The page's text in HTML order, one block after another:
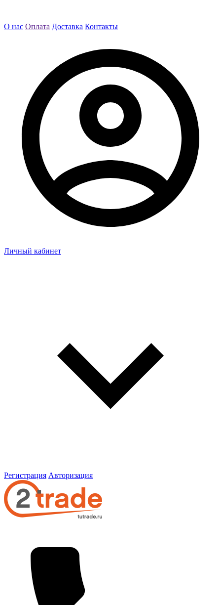
О нас Оплата Доставка Контакты
Личный кабинет
Регистрация Авторизация